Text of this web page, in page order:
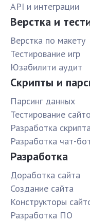
API и интеграции
Верстка и
Верстка по макету
Тестирование игр
Юзабилити аудит
Скрипты и
Парсинг данных
Тестирование
Разработка скрипта
Разработка чат-
Разработка
Доработка сайта
Создание сайта
Конструкторы
Разработка ПО